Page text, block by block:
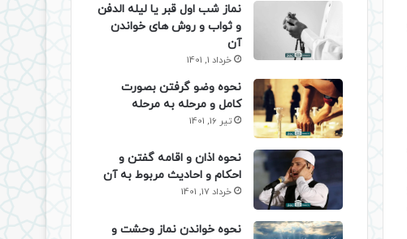
نماز شب اول قبر یا لیله الدفن
و ثواب و روش های خواندن
آن
خرداد 1, 1401
نحوه وضو گرفتن بصورت
کامل و مرحله به مرحله
تیر 16, 1401
نحوه اذان و اقامه گفتن و
احکام و احادیث مربوط به آن
خرداد 17, 1401
نحوه خواندن نماز وحشت و